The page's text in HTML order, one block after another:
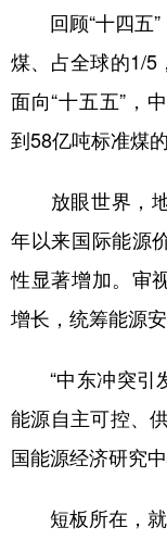
回顾“十四五”
煤、占全球的1/5
面向“十五五”，
到58亿吨标准煤的
放眼世界，地
年以来国际能源
性显著增加。审
增长，统筹能源
“中东冲突引
能源自主可控、
国能源经济研究
短板所在，就